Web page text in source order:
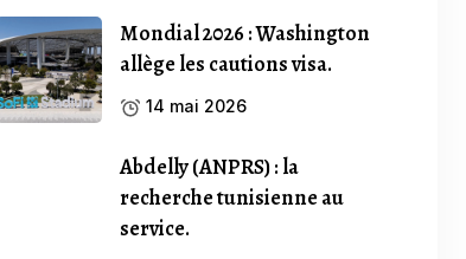
Mondial 2026 : Washington
allège les cautions visa.
14 mai 2026
Abdelly (ANPRS) : la
recherche tunisienne au
service.